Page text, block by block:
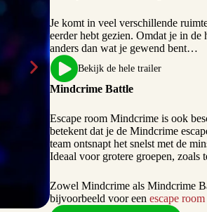
Je komt in veel verschillende
eerder hebt gezien. Omdat je in
anders dan wat je gewend bent…
Bekijk de hele trailer
Mindcrime Battle
Escape room Mindcrime is ook
betekent dat je de Mindcrime
team ontsnapt het snelst met de
Ideaal voor grotere groepen, zoals
Zowel Mindcrime als Mindcrime
bijvoorbeeld voor een escape